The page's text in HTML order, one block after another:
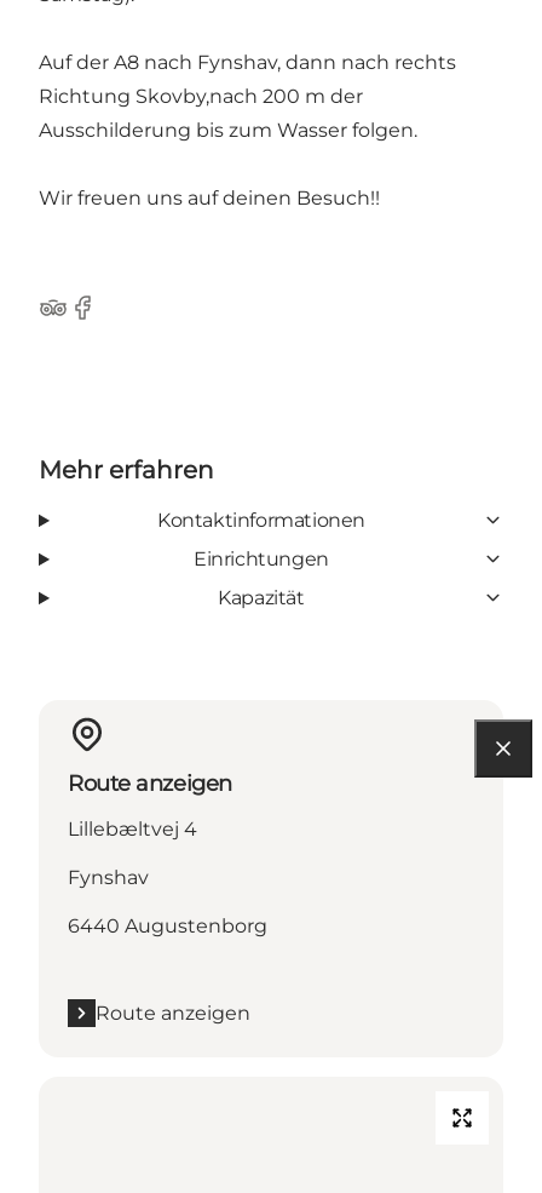
Auf der A8 nach Fynshav, dann nach rechts
Richtung Skovby,nach 200 m der
Ausschilderung bis zum Wasser folgen.
Wir freuen uns auf deinen Besuch!!
Tripadvisor
Facebook
Mehr erfahren
Kontaktinformationen
Einrichtungen
Kapazität
Route anzeigen
Lillebæltvej 4
Fynshav
6440 Augustenborg
Route anzeigen